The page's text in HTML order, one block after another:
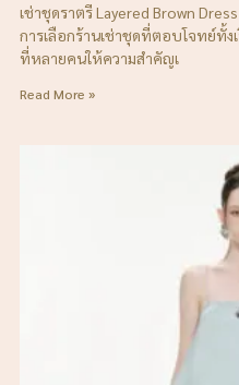
เช่าชุดราตรี Layered Brown
การเลือกร้านเช่าชุดที่ตอบโจทย์ทั้ง
ที่หลายคนให้ความสำคัญเ
Read More »